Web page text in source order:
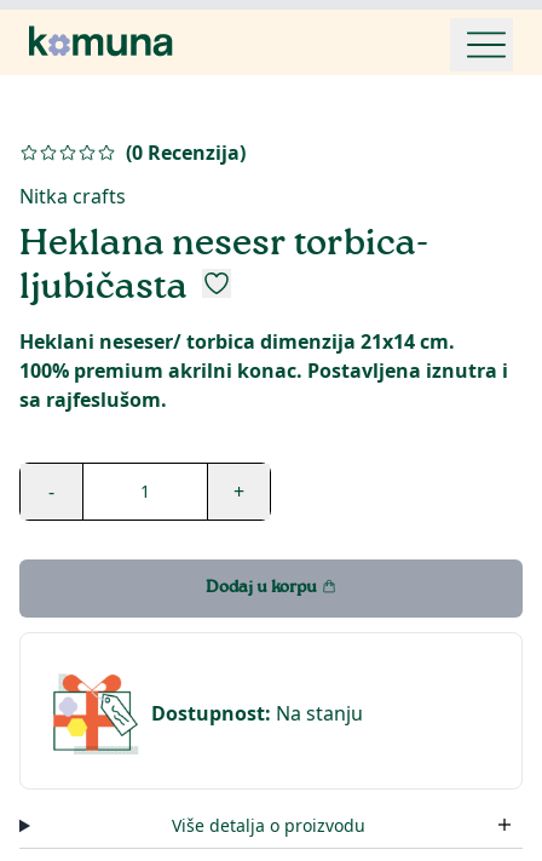
(0 Recenzija)
Nitka crafts
Heklana nesesr torbica-
ljubičasta
Heklani neseser/ torbica dimenzija 21x14 cm.
100% premium akrilni konac. Postavljena iznutra i
sa rajfeslušom.
- 1 +
Dodaj u korpu
Dostupnost: Na stanju
Više detalja o proizvodu